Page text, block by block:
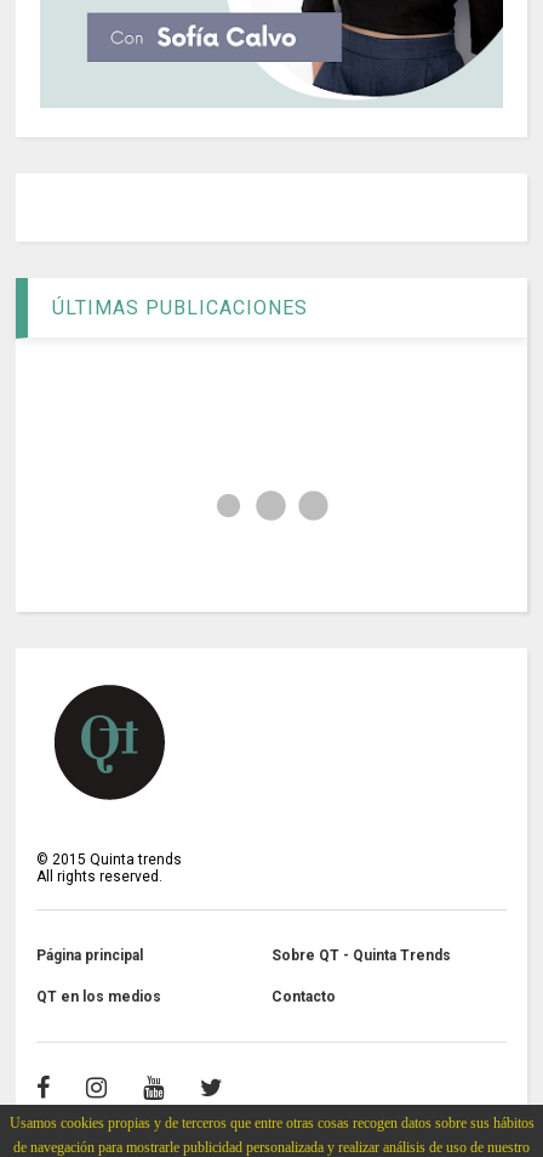
Usamos cookies propias y de terceros que entre otras cosas recogen datos sobre sus hábitos
de navegación para mostrarle publicidad personalizada y realizar análisis de uso de nuestro
ÚLTIMAS PUBLICACIONES
© 2015 Quinta trends
All rights reserved.
Página principal Sobre QT - Quinta Trends
QT en los medios Contacto